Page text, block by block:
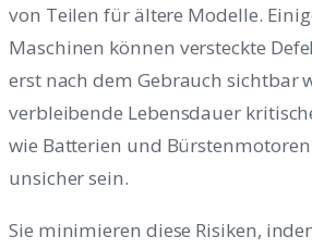
von Teilen für ältere Modelle.
Maschinen können versteckte
erst nach dem Gebrauch sichtbar
verbleibende Lebensdauer
wie Batterien und
unsicher sein.
Sie minimieren diese Risiken,